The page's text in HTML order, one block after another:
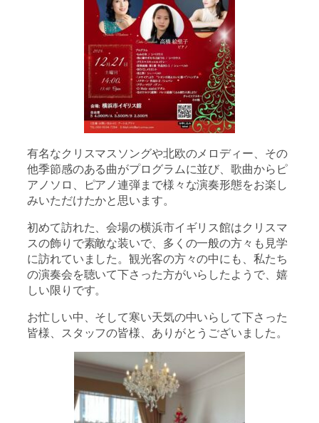
有名なクリスマスソングや北欧のメロディー、その
他季節感のある曲がプログラムに並び、歌曲からピ
アノソロ、ピアノ連弾まで様々な演奏形態をお楽し
みいただけたかと思います。
初めて訪れた、会場の横浜市イギリス館はクリスマ
スの飾りで素敵な装いで、多くの一般の方々も見学
に訪れていました。観光客の方々の中にも、私たち
の演奏会を聴いて下さった方がいらしたようで、嬉
しい限りです。
お忙しい中、そして寒い天気の中いらして下さった
皆様、スタッフの皆様、ありがとうございました。